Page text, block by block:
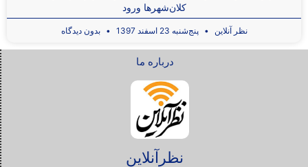
کلان‌شهرها ورود
نظر آنلاین پنج‌شنبه 23 اسفند 1397 بدون دیدگاه
درباره ما
نظرآنلاین